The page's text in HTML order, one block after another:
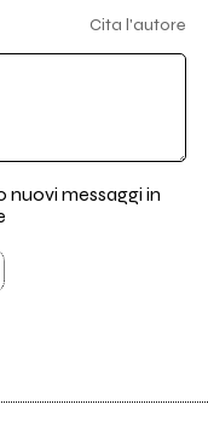
Cita l'autore
nuovi messaggi in